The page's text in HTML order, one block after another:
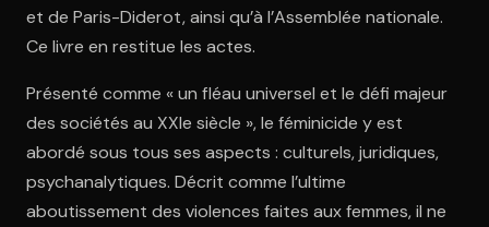
et de Paris-Diderot, ainsi qu’à l’Assemblée nationale.
Ce livre en restitue les actes.
Présenté comme « un fléau universel et le défi majeur
des sociétés au XXIe siècle », le féminicide y est
abordé sous tous ses aspects : culturels, juridiques,
psychanalytiques. Décrit comme l’ultime
aboutissement des violences faites aux femmes, il ne